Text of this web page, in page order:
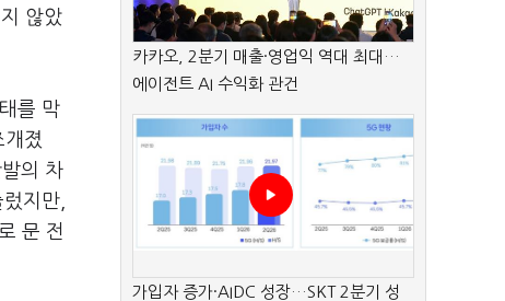
않았
를 막
개졌
의 차
지만,
문 전
카카오, 2분기 매출·영업익 역대 최대…
에이전트 AI 수익화 관건
가입자 증가·AIDC 성장…SKT 2분기 성